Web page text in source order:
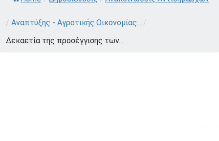
/ Αναπτύξης - Αγροτικής Οικονομίας... /
Δεκαετία της προσέγγισης των...